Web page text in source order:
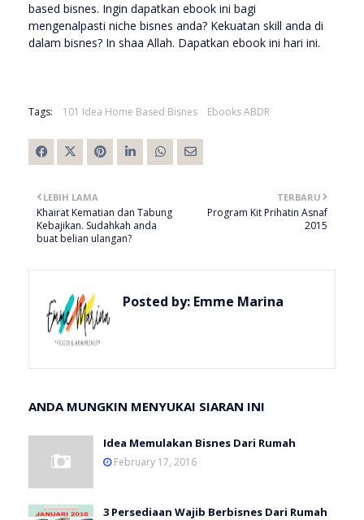
based bisnes. Ingin dapatkan ebook ini bagi
mengenalpasti niche bisnes anda? Kekuatan skill anda di
dalam bisnes? In shaa Allah. Dapatkan ebook ini hari ini.
Tags: 101 Idea Home Based Bisnes Ebooks ABDR
TERBARU
Program Kit Prihatin Asnaf
2015
LEBIH LAMA
Khairat Kematian dan Tabung
Kebajikan. Sudahkah anda
buat belian ulangan?
Posted by: Emme Marina
ANDA MUNGKIN MENYUKAI SIARAN INI
Idea Memulakan Bisnes Dari Rumah
February 17, 2016
3 Persediaan Wajib Berbisnes Dari Rumah